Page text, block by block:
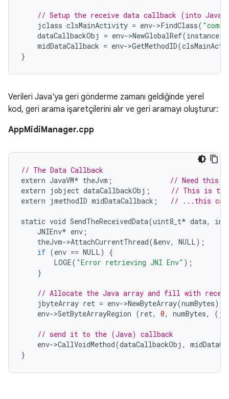
// Setup the receive data callback (into Java)
jclass clsMainActivity = env->FindClass( "com/
dataCallbackObj
= env->NewGlobalRef(instance
midDataCallback = env->GetMethodID(
}
Verileri Java'ya geri gönderme zamanı geldiğinde yerel
kod, geri arama işaretçilerini alır ve geri aramayı oluşturur:
AppMidiManager.cpp
// The Data Callback
extern JavaVM* theJvm ;
// Need this
extern jobject dataCallbackObj ;
// This is the
extern jmethodID midDataCallback ; // ...this
static void SendTheReceivedData(uint8_t* data,
int
JNIEnv* env ;
theJvm->AttachCurrentThread(&env, NULL);
if (env == NULL)
{
LOGE( "Error retrieving JNI Env" );
}
// Allocate the Java array and fill with
jbyteArray ret = env->NewByteArray(numBytes);
env->SetByteArrayRegion (ret, 0, numBytes, (
// send it to the (Java) callback
env->CallVoidMethod(dataCallbackObj ,
}